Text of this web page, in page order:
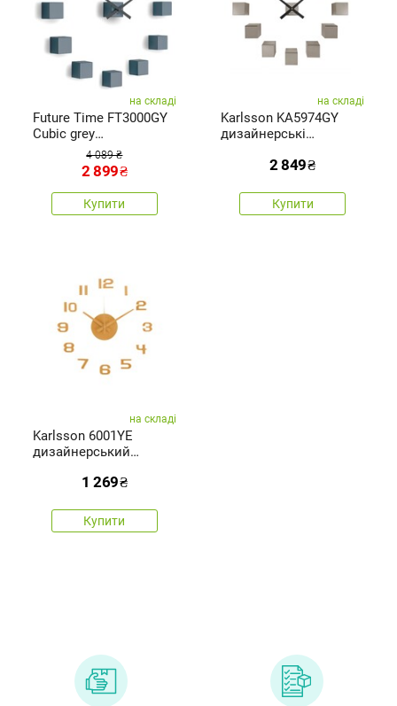
на складі
Future Time FT3000GY
Cubic grey
Самоклеючий
дизайнерський
годинник, діам. 50 см
4 089 ₴
2 899₴
Купити
на складі
Karlsson KA5974GY
дизайнерські
годинник сірий,
2 849₴
Купити
на складі
Karlsson 6001YE
дизайнерський
жовтий, діаметр 40 см
1 269₴
Купити